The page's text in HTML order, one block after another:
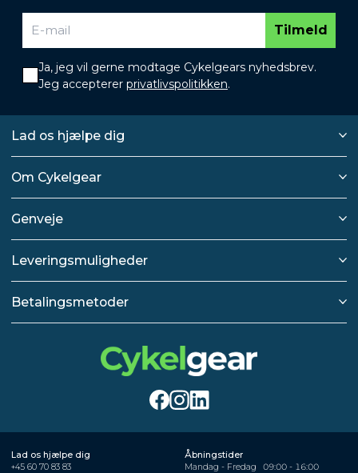
Tilmeld
Ja, jeg vil gerne modtage Cykelgears nyhedsbrev.
Jeg accepterer privatlivspolitikken.
Lad os hjælpe dig
Om Cykelgear
Genveje
Leveringsmuligheder
Betalingsmetoder
Lad os hjælpe dig
+45 60 70 83 83
Åbningstider
Mandag - Fredag
09:00 - 16:00